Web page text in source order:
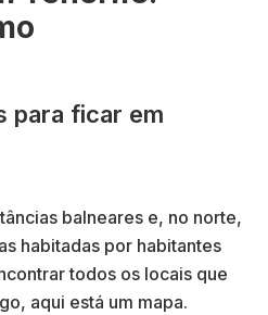
para ficar em
balneares e, no norte,
habitadas por habitantes
todos os locais que
aqui está um mapa.